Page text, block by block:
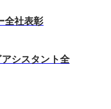
全社表彰
シスタント全